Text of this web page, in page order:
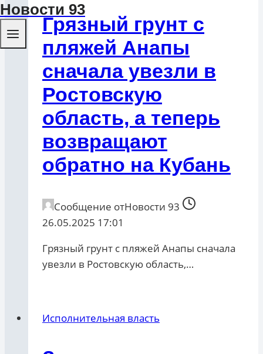
Новости 93
Грязный грунт с
пляжей Анапы
сначала увезли в
Ростовскую
область, а теперь
возвращают
обратно на Кубань
Сообщение отНовости 93
26.05.2025 17:01
Грязный грунт с пляжей Анапы сначала
увезли в Ростовскую область,…
Исполнительная власть